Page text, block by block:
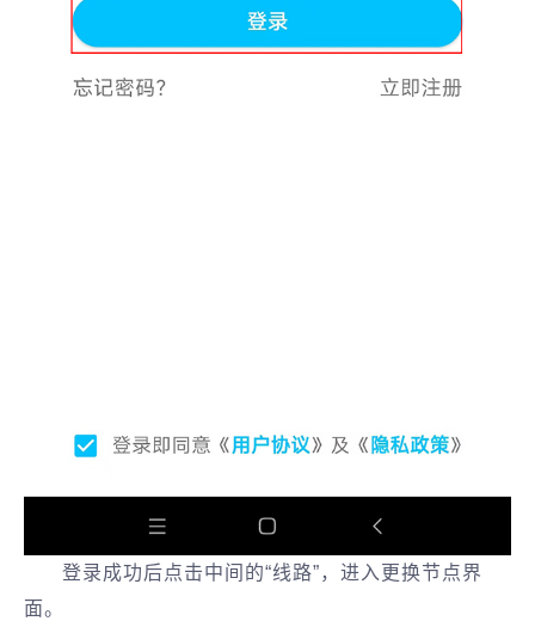
登录成功后点击中间的“线路”，进入更换节点界
面。